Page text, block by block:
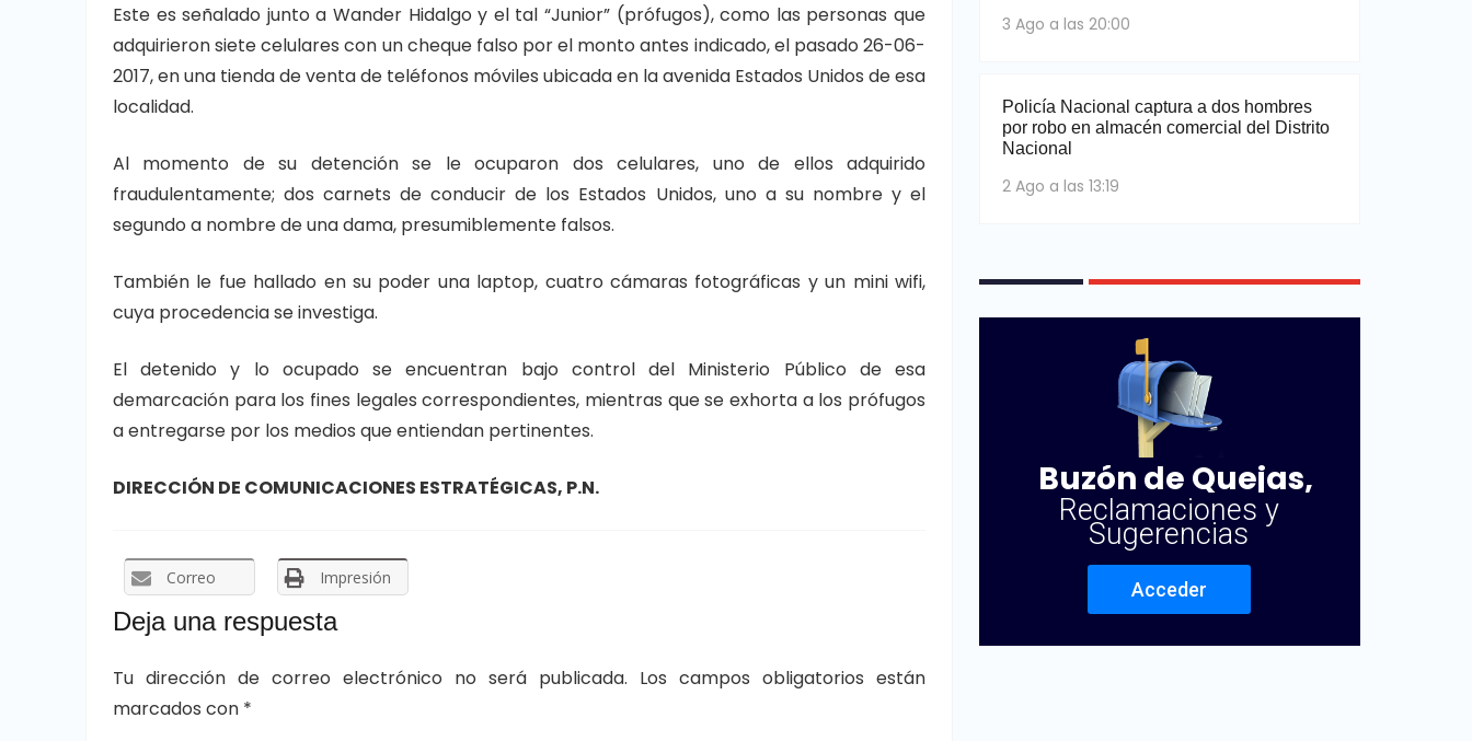
Este es señalado junto a Wander Hidalgo y el tal “Junior” (prófugos), como las personas que
adquirieron siete celulares con un cheque falso por el monto antes indicado, el pasado 26-06-
2017, en una tienda de venta de teléfonos móviles ubicada en la avenida Estados Unidos de esa
localidad.
Al momento de su detención se le ocuparon dos celulares, uno de ellos adquirido
fraudulentamente; dos carnets de conducir de los Estados Unidos, uno a su nombre y el
segundo a nombre de una dama, presumiblemente falsos.
También le fue hallado en su poder una laptop, cuatro cámaras fotográficas y un mini wifi,
cuya procedencia se investiga.
El detenido y lo ocupado se encuentran bajo control del Ministerio Público de esa
demarcación para los fines legales correspondientes, mientras que se exhorta a los prófugos
a entregarse por los medios que entiendan pertinentes.
DIRECCIÓN DE COMUNICACIONES ESTRATÉGICAS, P.N.
Correo Impresión
Deja una respuesta
Tu dirección de correo electrónico no será publicada. Los campos obligatorios están
marcados con *
3 Ago a las 20:00
Policía Nacional captura a dos hombres
por robo en almacén comercial del Distrito
Nacional
2 Ago a las 13:19
Buzón de Quejas,
Reclamaciones y
Sugerencias
Acceder